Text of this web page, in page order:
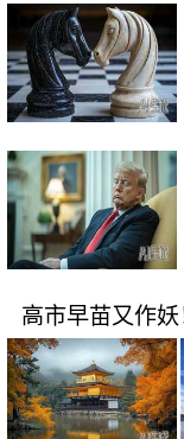
高市早苗又作